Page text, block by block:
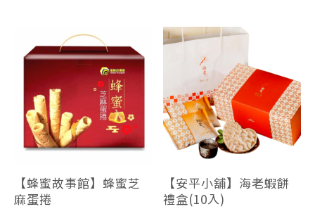
【蜂蜜故事館】蜂蜜芝
麻蛋捲
【安平小舖】海老蝦餅
禮盒(10入)